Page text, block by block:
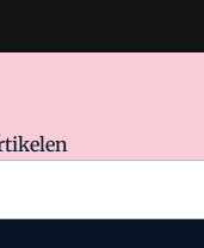
van VMN media.